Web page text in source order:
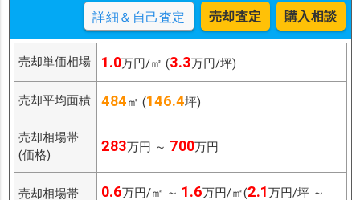
詳細＆自己査定 売却査定 購入相談
売却単価相場 1.0万円/㎡ (3.3万円/坪)
売却平均面積 484㎡ (146.4坪)
売却相場帯
(価格)
283万円 ～ 700万円
売却相場帯
0.6万円/㎡ ～ 1.6万円/㎡(2.1万円/坪 ～